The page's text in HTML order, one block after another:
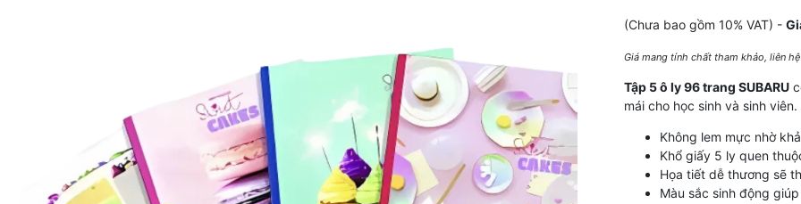
(Chưa bao gồm 10% VAT) -
Giá mang tính chất tham khảo, liên
Tập 5 ô ly 96 trang SUBARU
mái cho học sinh và sinh viên.
Không lem mực nhờ
Khổ giấy 5 ly quen
Họa tiết dễ thương sẽ
Màu sắc sinh động